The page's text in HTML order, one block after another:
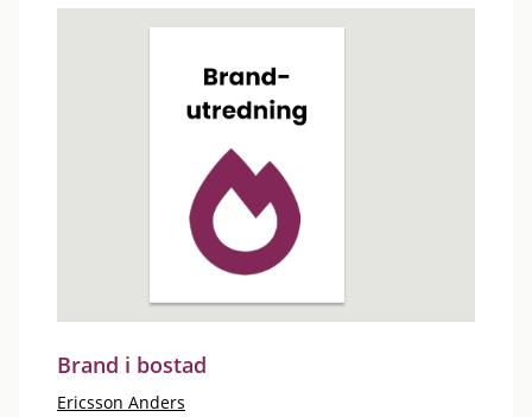
Brand i bostad
Ericsson Anders